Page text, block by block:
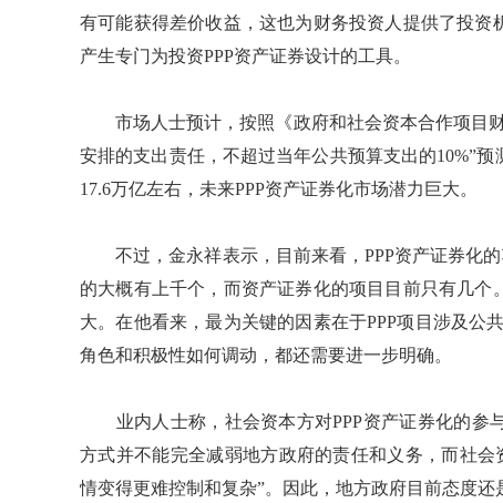
有可能获得差价收益，这也为财务投资人提供了投资
产生专门为投资PPP资产证券设计的工具。
市场人士预计，按照《政府和社会资本合作项目财
安排的支出责任，不超过当年公共预算支出的10%”
17.6万亿左右，未来PPP资产证券化市场潜力巨大。
不过，金永祥表示，目前来看，PPP资产证券化的
的大概有上千个，而资产证券化的项目目前只有几个
大。在他看来，最为关键的因素在于PPP项目涉及公
角色和积极性如何调动，都还需要进一步明确。
业内人士称，社会资本方对PPP资产证券化的参
方式并不能完全减弱地方政府的责任和义务，而社
情变得更难控制和复杂”。因此，地方政府目前态度还